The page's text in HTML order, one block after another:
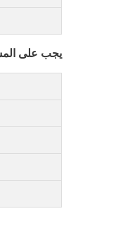
يجب على